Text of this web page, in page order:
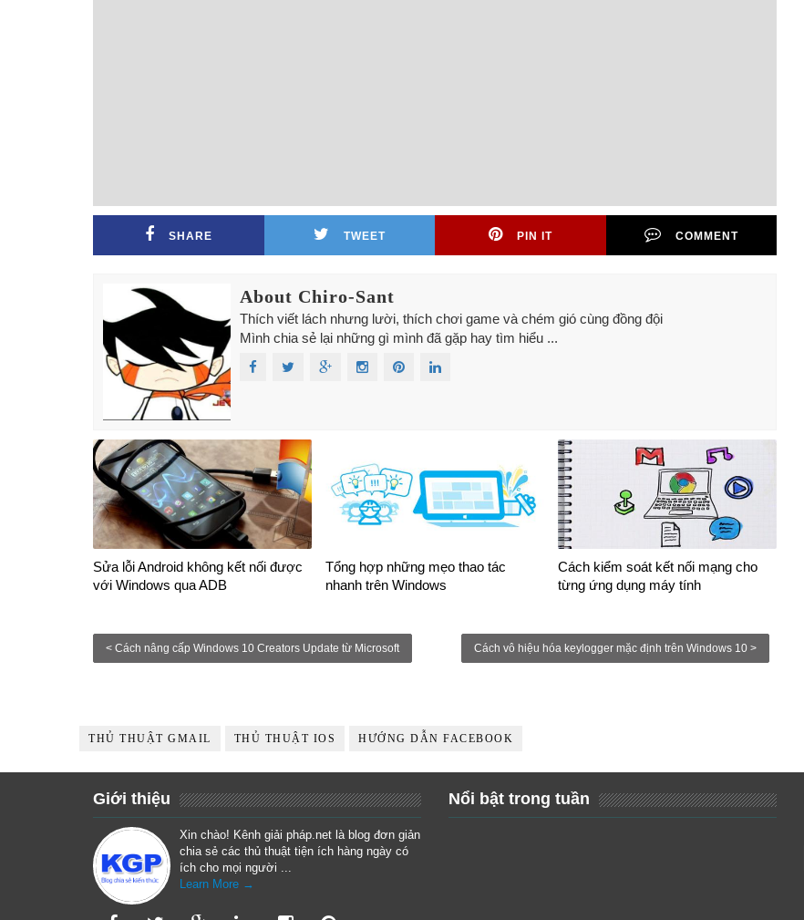
SHARE TWEET PIN IT COMMENT
About Chiro-Sant
Thích viết lách nhưng lười, thích chơi game và chém gió cùng đồng đội
Mình chia sẻ lại những gì mình đã gặp hay tìm hiểu ...
Sửa lỗi Android không kết nối được
với Windows qua ADB
Tổng hợp những mẹo thao tác
nhanh trên Windows
Cách kiểm soát kết nối mạng cho
từng ứng dụng máy tính
< Cách nâng cấp Windows 10 Creators Update từ Microsoft Cách vô hiệu hóa keylogger mặc định trên Windows 10 >
THỦ THUẬT GMAIL THỦ THUẬT IOS HƯỚNG DẪN FACEBOOK
Giới thiệu
Xin chào! Kênh giải pháp.net là blog đơn giản
chia sẻ các thủ thuật tiện ích hàng ngày có
ích cho mọi người ...
Learn More →
Nổi bật trong tuần